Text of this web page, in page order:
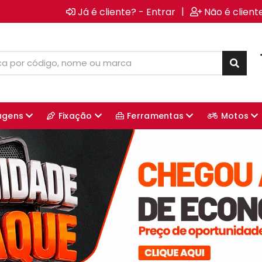
Já é cliente? - Entrar | Não é
Fixação Ferramentas Motos